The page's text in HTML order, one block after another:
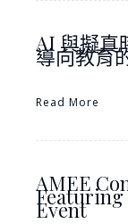
AI 與擬真
導向教育
Read More
AMEE
Event